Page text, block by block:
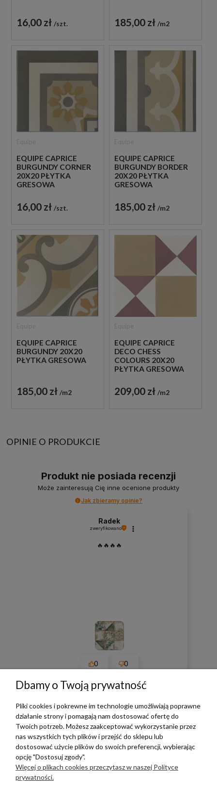
16,00 zł szt. 185,00 zł m2
EQUIPE CAPRICE
BURGUNDY CORNER
20X20 PŁYTKA
GRESOWA
16,00 zł szt.
EQUIPE CAPRICE
BURGUNDY BORDER
20X20 PŁYTKA
GRESOWA
185,00 zł m2
EQUIPE CAPRICE
BURGUNDY 20X20
PŁYTKA GRESOWA
185,00 zł m2
EQUIPE CAPRICE
DECO CHESS
COLOURS 20X20
PŁYTKA GRESOWA
209,00 zł m2
OPINIE O PRODUKCIE
Produkt nie posiada recenzji
Może zainteresują Cię inne ocenione produkty
Jak zbieramy opinie?
Radek
zweryfikowano
🔥🔥🔥🔥
0 0
w tym miesiącu
zebranych i zweryfikowanych przez
Dbamy o Twoją prywatność
Pliki cookies i pokrewne im technologie umożliwiają poprawne
działanie strony i pomagają nam dostosować ofertę do
Twoich potrzeb. Możesz zaakceptować wykorzystanie przez
nas wszystkich tych plików i przejść do sklepu lub
dostosować użycie plików do swoich preferencji, wybierając
opcję "Dostosuj zgody".
Więcej o plikach cookies przeczytasz w naszej Polityce
prywatności.